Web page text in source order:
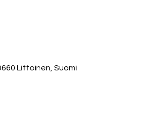
Littoinen, Suomi